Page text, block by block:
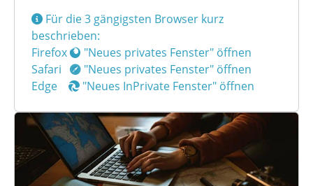
Für die 3 gängigsten Browser kurz
beschrieben:
Firefox
"Neues privates Fenster" öffnen
Safari
"Neues privates Fenster" öffnen
Edge
"Neues InPrivate Fenster" öffnen